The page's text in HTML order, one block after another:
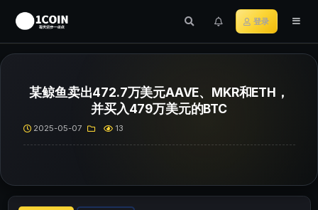
登录
某鲸鱼卖出472.7万美元AAVE、MKR和ETH，
并买入479万美元的BTC
2025-05-07 13